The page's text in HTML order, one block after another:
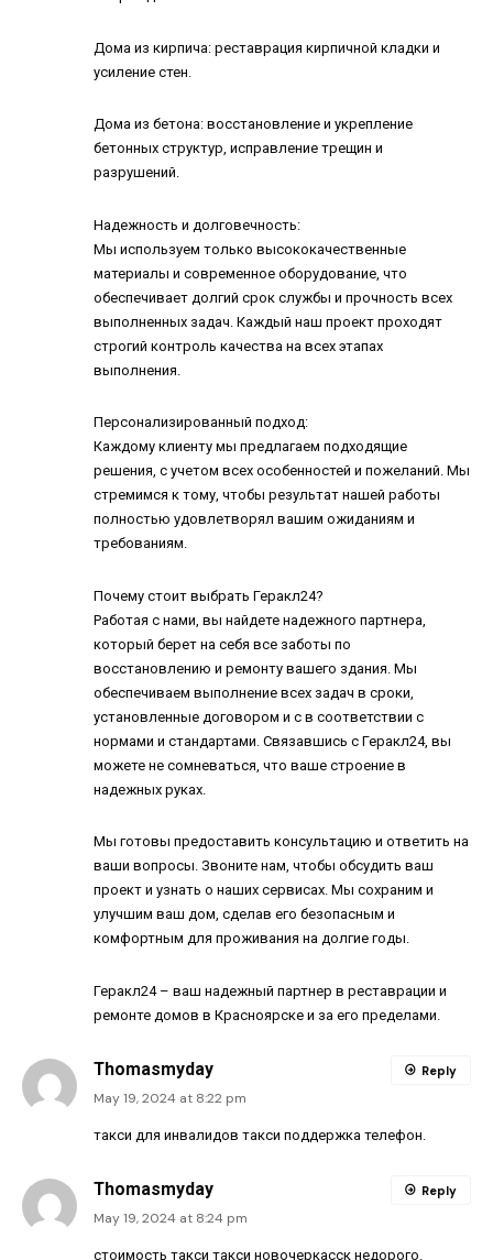
Дома из кирпича: реставрация кирпичной кладки и
усиление стен.
Дома из бетона: восстановление и укрепление
бетонных структур, исправление трещин и
разрушений.
Надежность и долговечность:
Мы используем только высококачественные
материалы и современное оборудование, что
обеспечивает долгий срок службы и прочность всех
выполненных задач. Каждый наш проект проходят
строгий контроль качества на всех этапах
выполнения.
Персонализированный подход:
Каждому клиенту мы предлагаем подходящие
решения, с учетом всех особенностей и пожеланий. Мы
стремимся к тому, чтобы результат нашей работы
полностью удовлетворял вашим ожиданиям и
требованиям.
Почему стоит выбрать Геракл24?
Работая с нами, вы найдете надежного партнера,
который берет на себя все заботы по
восстановлению и ремонту вашего здания. Мы
обеспечиваем выполнение всех задач в сроки,
установленные договором и с в соответствии с
нормами и стандартами. Связавшись с Геракл24, вы
можете не сомневаться, что ваше строение в
надежных руках.
Мы готовы предоставить консультацию и ответить на
ваши вопросы. Звоните нам, чтобы обсудить ваш
проект и узнать о наших сервисах. Мы сохраним и
улучшим ваш дом, сделав его безопасным и
комфортным для проживания на долгие годы.
Геракл24 – ваш надежный партнер в реставрации и
ремонте домов в Красноярске и за его пределами.
Thomasmyday
May 19, 2024 at 8:22 pm
такси для инвалидов такси поддержка телефон
Reply
Thomasmyday
May 19, 2024 at 8:24 pm
стоимость такси такси новочеркасск недорого
Reply